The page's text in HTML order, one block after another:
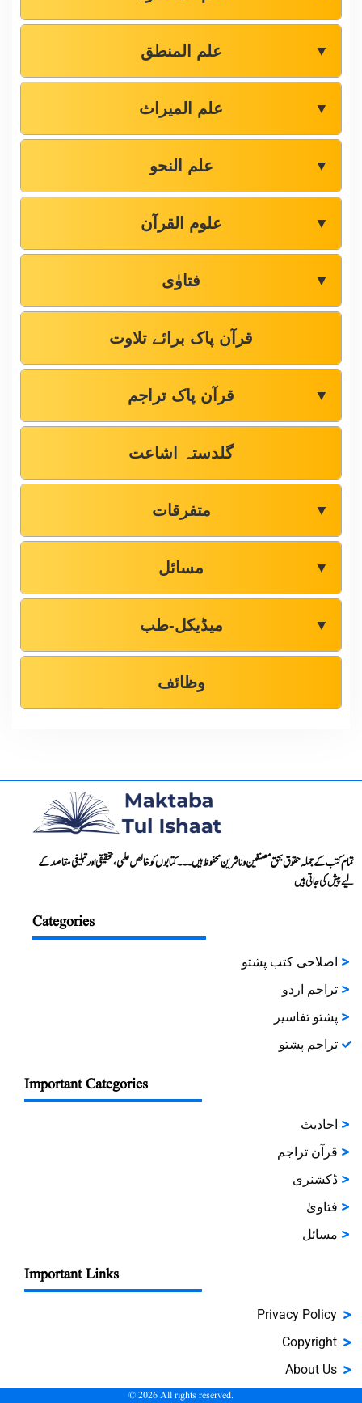
علم المنطق ▼
علم المیراث ▼
علم النحو ▼
علوم القرآن ▼
فتاوٰی ▼
قرآن پاک برائے تلاوت
قرآن پاک تراجم ▼
گلدستہ اشاعت
متفرقات ▼
مسائل ▼
میڈیکل-طب ▼
وظائف
تمام کتب کے جملہ حقوق بحق مصنفین و ناشرین محفوظ ہیں۔۔۔ کتابوں کو خالص علمی، تحقیقی اور تبلیغی مقاصد کے
لیے پیش کی جاتی ہیں
Categories
اصلاحی کتب پشتو
تراجم اردو
پشتو تفاسیر
تراجم پشتو
Important Categories
احادیث
قرآن تراجم
ڈکشنری
فتاویٰ
مسائل
Important Links
Privacy Policy
Copyright
About Us
©2026All rights reserved.